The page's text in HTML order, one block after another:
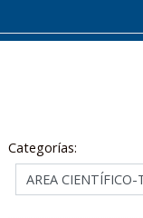
Categorías: